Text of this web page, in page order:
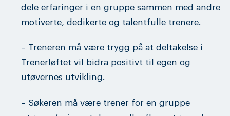
dele erfaringer i en gruppe sammen med andre
motiverte, dedikerte og talentfulle trenere.
– Treneren må være trygg på at deltakelse i
Trenerløftet vil bidra positivt til egen og
utøvernes utvikling.
– Søkeren må være trener for en gruppe